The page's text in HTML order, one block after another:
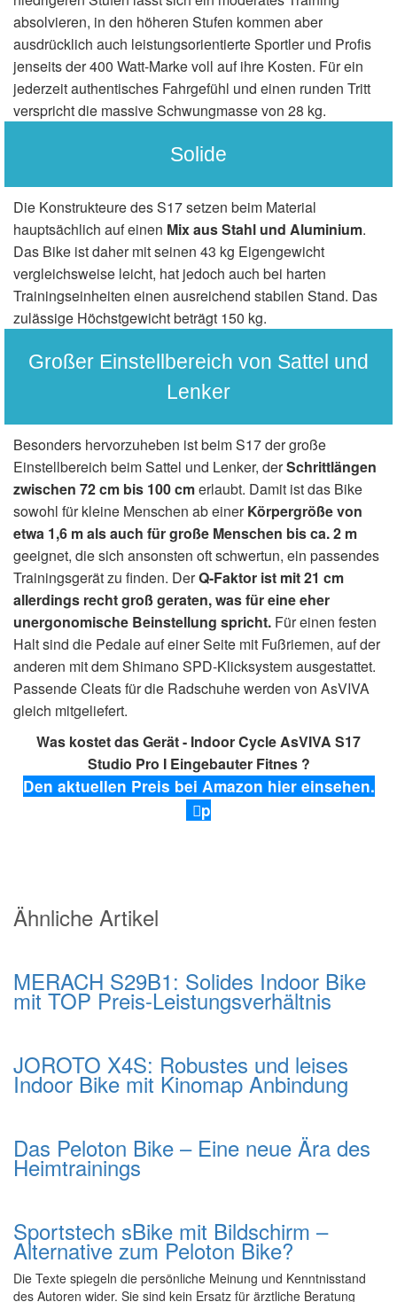
absolvieren, in den höheren Stufen kommen aber
ausdrücklich auch leistungsorientierte Sportler und Profis
jenseits der 400 Watt-Marke voll auf ihre Kosten. Für ein
jederzeit authentisches Fahrgefühl und einen runden Tritt
verspricht die massive Schwungmasse von 28 kg.
Solide
Die Konstrukteure des S17 setzen beim Material
hauptsächlich auf einen Mix aus Stahl und Aluminium.
Das Bike ist daher mit seinen 43 kg Eigengewicht
vergleichsweise leicht, hat jedoch auch bei harten
Trainingseinheiten einen ausreichend stabilen Stand. Das
zulässige Höchstgewicht beträgt 150 kg.
Großer Einstellbereich von Sattel und
Lenker
Besonders hervorzuheben ist beim S17 der große
Einstellbereich beim Sattel und Lenker, derSchrittlängen
zwischen 72 cm bis 100 cmerlaubt. Damit ist das Bike
sowohl für kleine Menschen ab einerKörpergröße von
etwa 1,6 m als auch für große Menschen bis ca. 2 m
geeignet, die sich ansonsten oft schwertun, ein passendes
Trainingsgerät zu finden. DerQ-Faktor ist mit 21 cm
allerdings recht groß geraten, was für eine eher
unergonomische Beinstellung spricht. Für einen festen
Halt sind die Pedale auf einer Seite mit Fußriemen, auf der
anderen mit dem Shimano SPD-Klicksystem ausgestattet.
Passende Cleats für die Radschuhe werden von AsVIVA
gleich mitgeliefert.
Was kostet das Gerät - Indoor Cycle AsVIVA S17
Studio Pro I Eingebauter Fitnes ?
Den aktuellen Preis bei Amazon hier einsehen.
p
Ähnliche Artikel
MERACH S29B1: Solides Indoor Bike
mit TOP Preis-Leistungsverhältnis
JOROTO X4S: Robustes und leises
Indoor Bike mit Kinomap Anbindung
Das Peloton Bike – Eine neue Ära des
Heimtrainings
Sportstech sBike mit Bildschirm –
Alternative zum Peloton Bike?
Die Texte spiegeln die persönliche Meinung und Kenntnisstand
des Autoren wider. Sie sind kein Ersatz für ärztliche Beratung